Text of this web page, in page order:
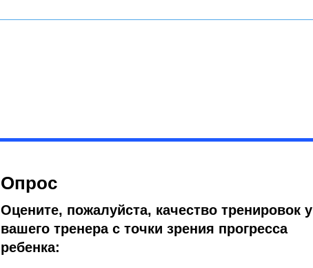
Опрос
Оцените, пожалуйста, качество тренировок у
вашего тренера с точки зрения прогресса
ребенка: